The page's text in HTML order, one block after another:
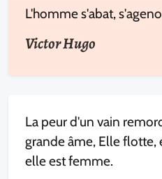
L'homme s'abat,
Victor Hugo
La peur d'un vain
grande âme, Elle flotte,
elle est femme.